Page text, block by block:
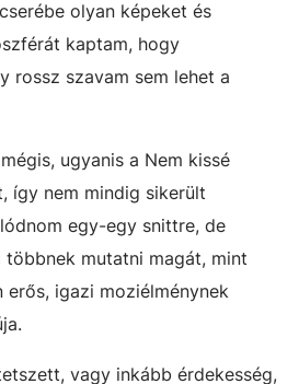
olyan képeket és
kaptam, hogy
rossz szavam sem lehet a
ugyanis a Nem kissé
így nem mindig sikerült
egy-egy snittre, de
mutatni magát, mint
erős, igazi moziélménynek
vagy inkább érdekesség,